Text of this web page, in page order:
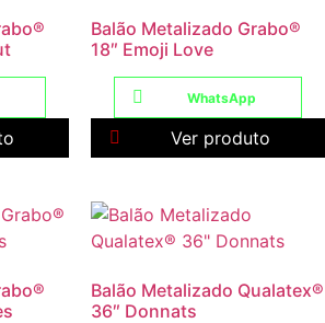
Balão Metalizado Grabo®
18″ Emoji Love
WhatsApp
Ver produto
Balão Metalizado Qualatex®
36″ Donnats